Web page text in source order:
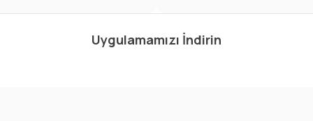
Uygulamamızı İndirin